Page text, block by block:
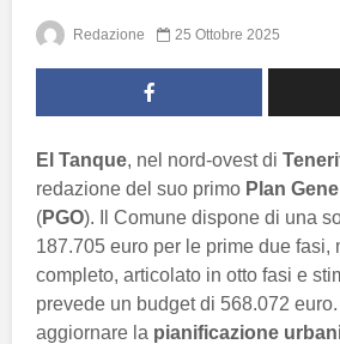
Redazione 25 Ottobre 2025
El Tanque, nel nord-ovest di
redazione del suo primo Plan
(PGO). Il Comune dispone di una
187.705 euro per le prime due fasi,
completo, articolato in otto fasi e
prevede un budget di 568.072 euro.
aggiornare la pianificazione